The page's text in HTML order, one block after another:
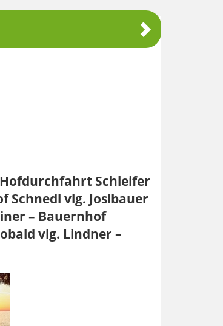
Schleifer
Schnedl vlg. Joslbauer
– Bauernhof
vlg. Lindner –